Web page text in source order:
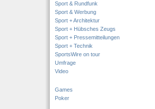
Sport & Rundfunk
Sport & Werbung
Sport + Architektur
Sport + Hübsches Zeugs
Sport + Pressemitteilungen
Sport + Technik
SportsWire on tour
Umfrage
Video
Games
Poker